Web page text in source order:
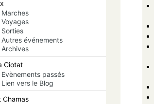
Marches
Voyages
Sorties
Autres événements
Archives
Ciotat
Evènements passés
Lien vers le Blog
Chamas